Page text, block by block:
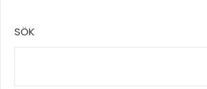
SÖK